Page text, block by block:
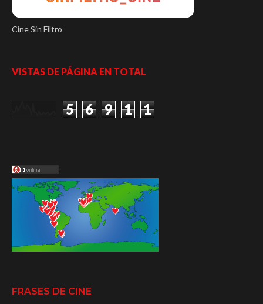
Cine Sin Filtro
VISTAS DE PÁGINA EN TOTAL
5 6 9 1 1
FRASES DE CINE